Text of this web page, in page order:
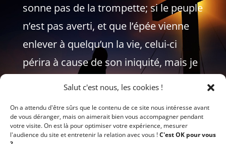
Salut c'est nous, les cookies !
On a attendu d'être sûrs que le contenu de ce site nous intéresse avant
de vous déranger, mais on aimerait bien vous accompagner pendant
votre visite. On est là pour optimiser votre expérience, mesurer
l'audience du site et entretenir la relation avec vous !C'est OK pour vous
sonne pas de la trompette; si le peuple
n’est pas averti, et que l’épée vienne
enlever à quelqu’un la vie, celui-ci
périra à cause de son iniquité, mais je
EZECHIEL 33:5-6